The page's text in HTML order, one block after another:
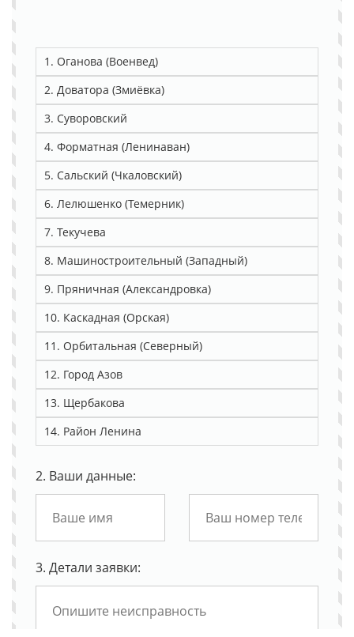
1. Оганова (Военвед)
2. Доватора (Змиёвка)
3. Суворовский
4. Форматная (Ленинаван)
5. Сальский (Чкаловский)
6. Лелюшенко (Темерник)
7. Текучева
8. Машиностроительный (Западный)
9. Пряничная (Александровка)
10. Каскадная (Орская)
11. Орбитальная (Северный)
12. Город Азов
13. Щербакова
14. Район Ленина
2. Ваши данные:
3. Детали заявки: